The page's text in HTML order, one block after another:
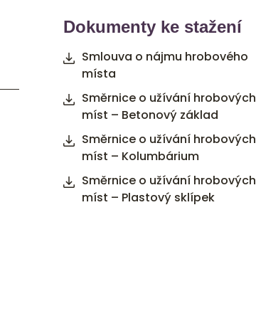
Dokumenty ke stažení
Smlouva o nájmu hrobového
místa
Směrnice o užívání hrobových
míst – Betonový základ
Směrnice o užívání hrobových
míst – Kolumbárium
Směrnice o užívání hrobových
míst – Plastový sklípek